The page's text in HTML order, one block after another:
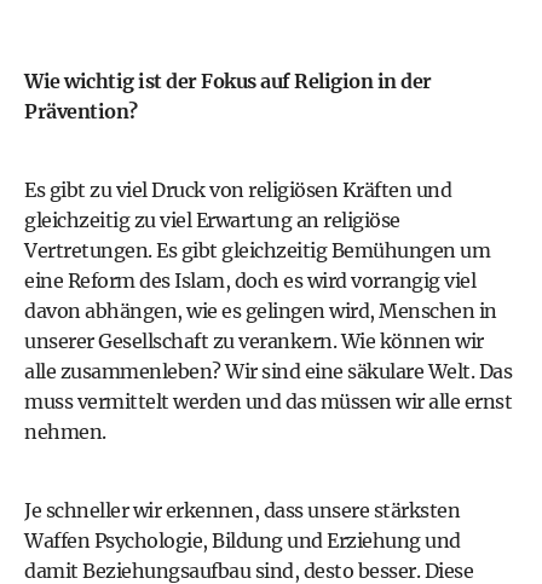
Wie wichtig ist der Fokus auf Religion in der
Prävention?
Es gibt zu viel Druck von religiösen Kräften und
gleichzeitig zu viel Erwartung an religiöse
Vertretungen. Es gibt gleichzeitig Bemühungen um
eine Reform des Islam, doch es wird vorrangig viel
davon abhängen, wie es gelingen wird, Menschen in
unserer Gesellschaft zu verankern. Wie können wir
alle zusammenleben? Wir sind eine säkulare Welt. Das
muss vermittelt werden und das müssen wir alle ernst
nehmen.
Je schneller wir erkennen, dass unsere stärksten
Waffen Psychologie, Bildung und Erziehung und
damit Beziehungsaufbau sind, desto besser. Diese